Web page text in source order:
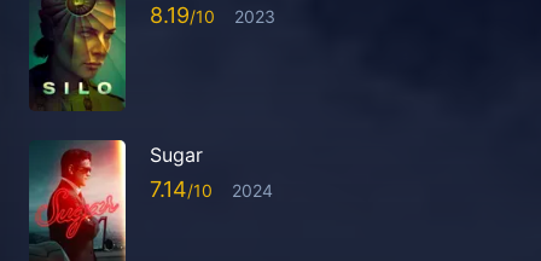
8.19 2023
Sugar
7.14 2024